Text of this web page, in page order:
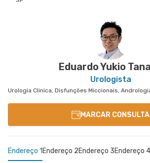
Avenida Alfredo Maluf nr. 451 - Jardim Santo
Avenida Presidente Juscelino Kubitschek nr. 180
- Vila Nova Conceicao, Sao Paulo - SP
Eduardo Yukio
Urologista
MARCAR CONSULTA
Endereço 1 Endereço 2Endereço 3Endereço 4